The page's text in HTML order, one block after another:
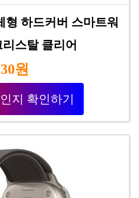
형 하드커버 스마트워
스탈 클리어
원
지 확인하기